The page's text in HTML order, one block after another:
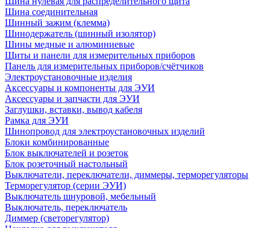
Шина соединительная
Шинный зажим (клемма)
Шинодержатель (шинный изолятор)
Шины медные и алюминиевые
Щиты и панели для измерительных приборов
Панель для измерительных приборов/счётчиков
Электроустановочные изделия
Аксессуары и компоненты для ЭУИ
Аксессуары и запчасти для ЭУИ
Заглушки, вставки, вывод кабеля
Рамка для ЭУИ
Шинопровод для электроустановочных изделий
Блоки комбинированные
Блок выключателей и розеток
Блок розеточный настольный
Выключатели, переключатели, диммеры, терморегуляторы
Терморегулятор (серии ЭУИ)
Выключатель шнуровой, мебельный
Выключатель, переключатель
Диммер (светорегулятор)